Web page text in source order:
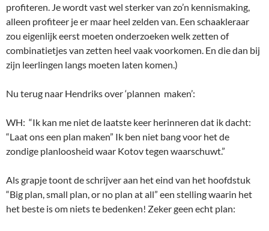
profiteren. Je wordt vast wel sterker van zo’n kennismaking,
alleen profiteer je er maar heel zelden van. Een schaakleraar
zou eigenlijk eerst moeten onderzoeken welk zetten of
combinatietjes van zetten heel vaak voorkomen. En die dan bij
zijn leerlingen langs moeten laten komen.)
Nu terug naar Hendriks over ‘plannen maken’:
WH: “Ik kan me niet de laatste keer herinneren dat ik dacht:
“Laat ons een plan maken” Ik ben niet bang voor het de
zondige planloosheid waar Kotov tegen waarschuwt.”
Als grapje toont de schrijver aan het eind van het hoofdstuk
“Big plan, small plan, or no plan at all” een stelling waarin het
het beste is om niets te bedenken! Zeker geen echt plan: